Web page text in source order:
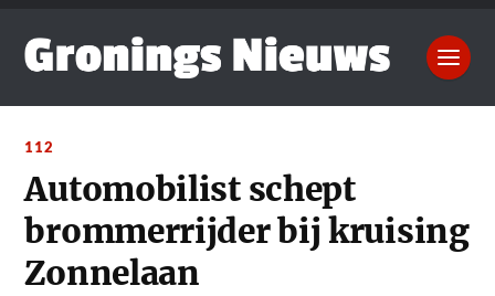
112
Automobilist schept
brommerrijder bij kruising
Zonnelaan